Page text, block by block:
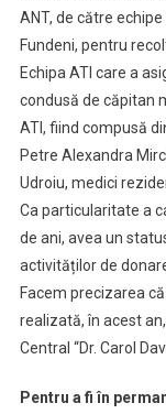
ANT, de către
Fundeni, pentru
Echipa ATI care a
condusă de căpitan
ATI, fiind compusă
Petre Alexandra
Udroiu, medici
Ca particularitate a
de ani, avea un
activităților de
Facem precizarea
realizată, în acest
Central “Dr. Carol
Pentru a fi în